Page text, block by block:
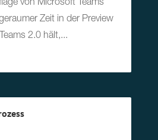
von Microsoft Teams
Zeit in der Preview
2.0 hält,...